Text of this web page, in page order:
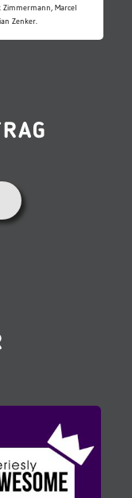
Zimmermann, Marcel
Zenker.